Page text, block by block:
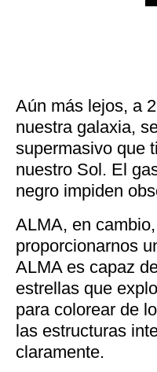
Aún más lejos, a
nuestra galaxia,
supermasivo que
nuestro Sol. El
negro impiden
ALMA, en
proporcionarnos
ALMA es capaz
estrellas que
para colorear de
las estructuras
claramente.